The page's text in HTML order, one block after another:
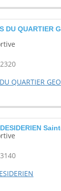
DU QUARTIER
QUARTIER